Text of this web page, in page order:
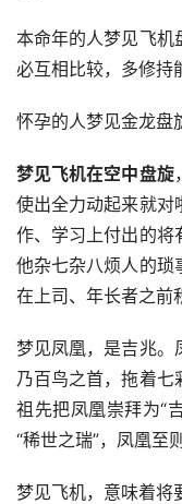
本命年的人梦见飞机
必互相比较，多修持
怀孕的人梦见金龙盘
梦见飞机在空中盘旋
使出全力动起来就对
作、学习上付出的将
他杂七杂八烦人的琐
在上司、年长者之前
梦见凤凰，是吉兆。
乃百鸟之首，拖着七
祖先把凤凰崇拜为“
“稀世之瑞”，凤凰至
梦见飞机，意味着将